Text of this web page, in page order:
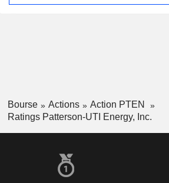
Bourse Actions
Action PTEN
Ratings Patterson-UTI Energy, Inc.